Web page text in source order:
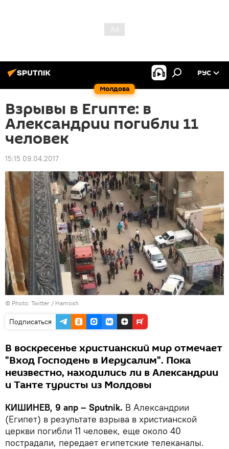
Молдова
РУС
Взрывы в Египте: в
Александрии погибли 11
человек
15:15 09.04.2017
© Photo: Twitter / Hamosh
Подписаться
В воскресенье христианский мир отмечает
"Вход Господень в Иерусалим". Пока
неизвестно, находились ли в Александрии
и Танте туристы из Молдовы
КИШИНЕВ, 9 апр – Sputnik. В Александрии
(Египет) в результате взрыва в христианской
церкви погибли 11 человек, еще около 40
пострадали, передает египетские телеканалы.